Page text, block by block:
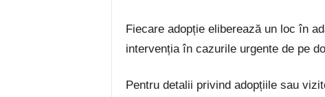
Fiecare adopție eliberează un loc în
intervenția în cazurile urgente de pe
Pentru detalii privind adopțiile sau